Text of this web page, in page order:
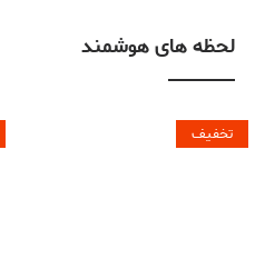
لحظه های هوشمند
تخفیف